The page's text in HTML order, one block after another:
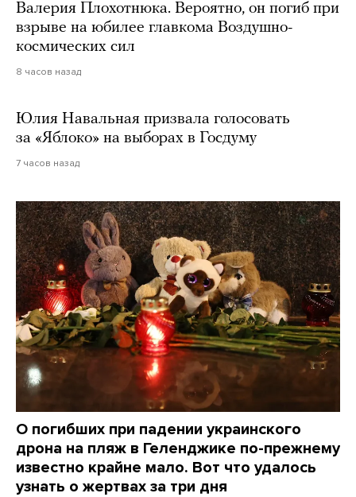
Валерия Плохотнюка. Вероятно, он погиб при
взрыве на юбилее главкома Воздушно-
космических сил
8 часов назад
Юлия Навальная призвала голосовать
за «Яблоко» на выборах в Госдуму
7 часов назад
О погибших при падении украинского
дрона на пляж в Геленджике по-прежнему
известно крайне мало. Вот что удалось
узнать о жертвах за три дня